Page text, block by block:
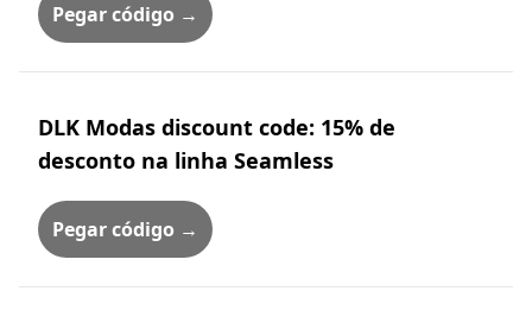
Pegar código →
DLK Modas discount code: 15% de
desconto na linha Seamless
Pegar código →